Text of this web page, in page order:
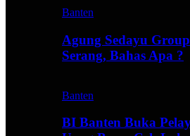
Banten
Agung Sedayu
Serang, Bahas Apa ?
Banten
BI Banten Buka